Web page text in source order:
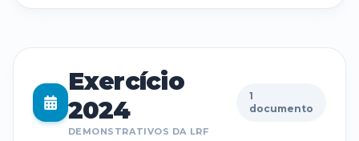
Exercício
2024
DEMONSTRATIVOS DA LRF
1
documento